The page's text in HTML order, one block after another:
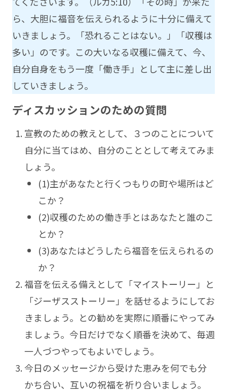
ら、大胆に福音を伝えられるように十分に備えて
いきましょう。「恐れることはない。」「収穫は
多い」のです。この大いなる収穫に備えて、今、
自分自身をもう一度「働き手」として主に差し出
していきましょう。
ディスカッションのための質問
宣教のための教えとして、３つのことについて
自分に当てはめ、自分のこととして考えてみま
しょう。
(1)主があなたと行くつもりの町や場所はど
こか？
(2)収穫のための働き手とはあなたと誰のこ
とか？
(3)あなたはどうしたら福音を伝えられるの
か？
福音を伝える備えとして「マイストーリー」と
「ジーザスストーリー」を話せるようにしてお
きましょう。との勧めを実際に順番にやってみ
ましょう。今日だけでなく順番を決めて、毎週
一人づつやってもよいでしょう。
今日のメッセージから受けた恵みを何でも分
かち合い、互いの祝福を祈り合いましょう。